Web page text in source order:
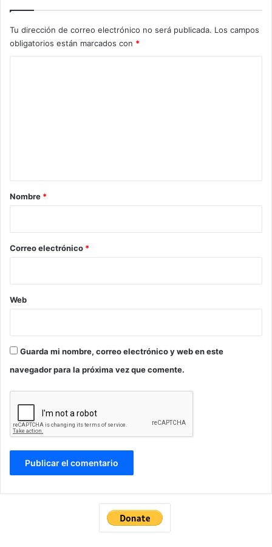
Tu dirección de correo electrónico no será publicada. Los campos
obligatorios están marcados con *
r
*
Nombre *
Correo electrónico *
Web
Guarda mi nombre, correo electrónico y web en este
navegador para la próxima vez que comente.